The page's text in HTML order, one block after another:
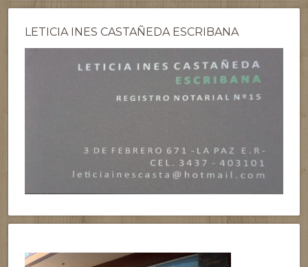
LETICIA INES CASTAÑEDA ESCRIBANA